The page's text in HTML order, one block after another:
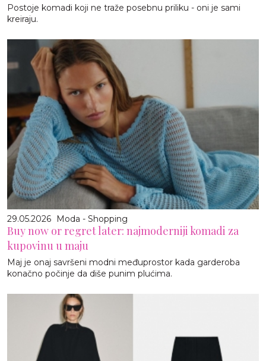
Postoje komadi koji ne traže posebnu priliku - oni je sami
kreiraju.
29.05.2026 Moda - Shopping
Buy now or regret later: najmoderniji komadi za
kupovinu u maju
Maj je onaj savršeni modni međuprostor kada garderoba
konačno počinje da diše punim plućima.